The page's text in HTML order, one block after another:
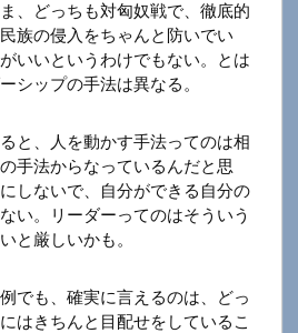
、どっちも対匈奴戦で、徹底的
族の侵入をちゃんと防いでい
いいというわけでもない。とは
シップの手法は異なる。
と、人を動かす手法ってのは相
手法からなっているんだと思
しないで、自分ができる自分の
い。リーダーってのはそういう
と厳しいかも。
でも、確実に言えるのは、どっ
はきちんと目配せをしているこ